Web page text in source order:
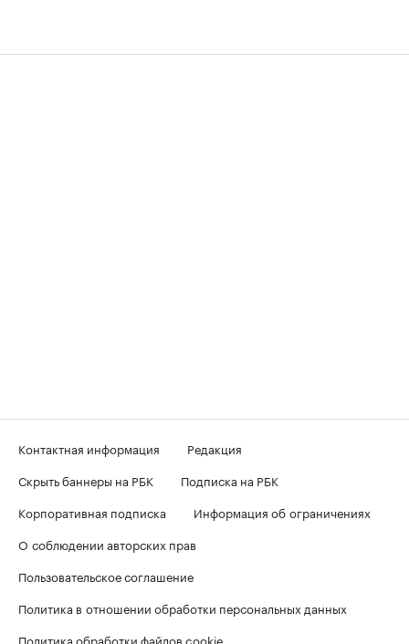
Контактная информация
Редакция
Скрыть баннеры на РБК
Подписка на РБК
Корпоративная подписка
Информация об ограничениях
О соблюдении авторских прав
Пользовательское соглашение
Политика в отношении обработки персональных данных
Политика обработки файлов cookie